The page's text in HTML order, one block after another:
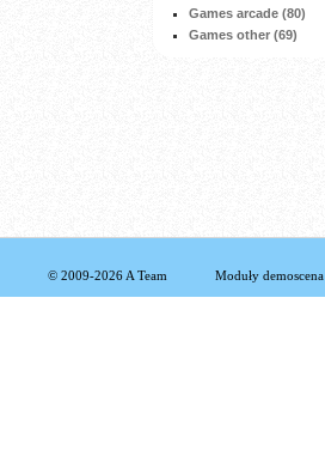
Games arcade (80)
Games other (69)
© 2009-2026 A Team Moduły demoscena